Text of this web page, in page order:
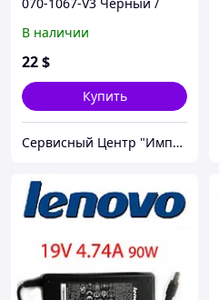
В наличии
22$
Купить
Сервисный Центр "Импульс"